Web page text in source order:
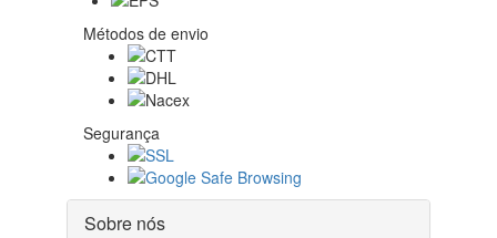
Métodos de envio
Segurança
Sobre nós